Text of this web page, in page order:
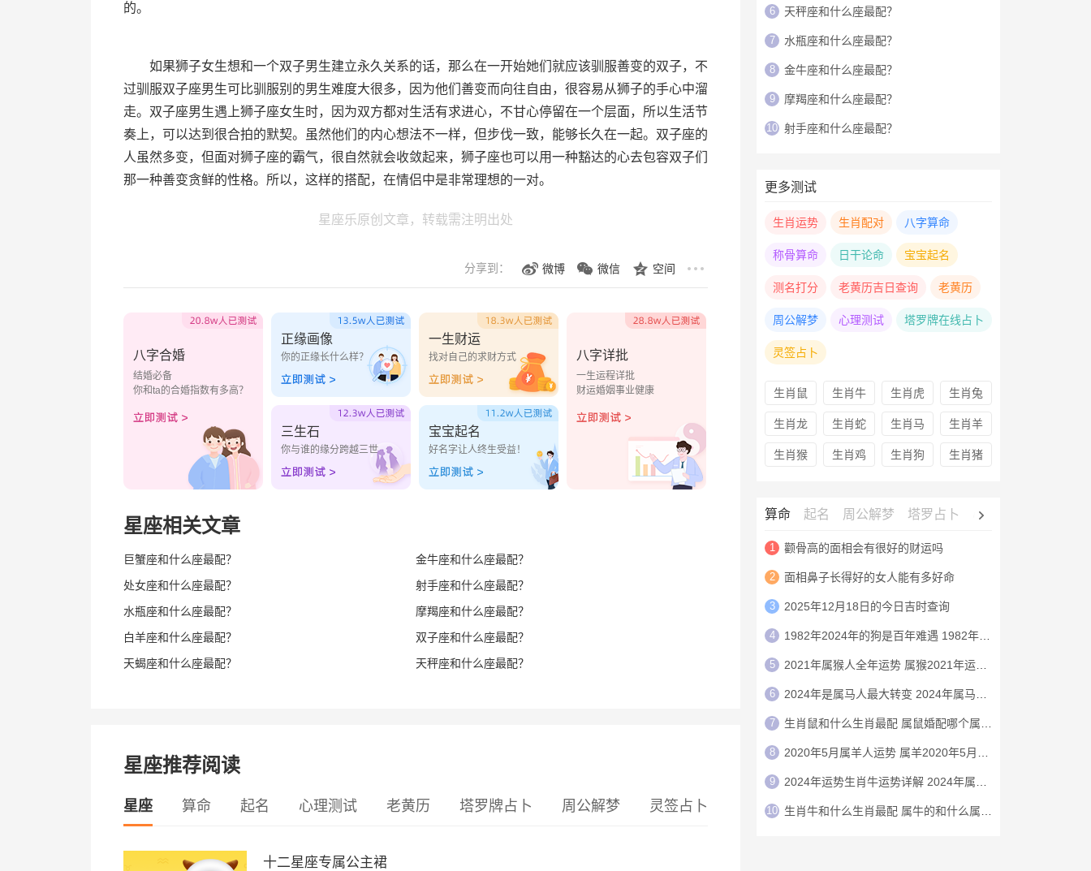
的。
如果狮子女生想和一个双子男生建立永久关系的话，那么在一开始她们就应该驯服善变的双子，不
过驯服双子座男生可比驯服别的男生难度大很多，因为他们善变而向往自由，很容易从狮子的手心中溜
走。双子座男生遇上狮子座女生时，因为双方都对生活有求进心，不甘心停留在一个层面，所以生活节
奏上，可以达到很合拍的默契。虽然他们的内心想法不一样，但步伐一致，能够长久在一起。双子座的
人虽然多变，但面对狮子座的霸气，很自然就会收敛起来，狮子座也可以用一种豁达的心去包容双子们
那一种善变贪鲜的性格。所以，这样的搭配，在情侣中是非常理想的一对。
星座乐原创文章，转载需注明出处
分享到： 微博 微信 空间
八字合婚
结婚必备
你和ta的合婚指数有多高？
正缘画像
你的正缘长什么样？
一生财运
找对自己的求财方式
三生石
你与谁的缘分跨越三世
宝宝起名
好名字让人终生受益！
八字详批
一生运程详批
财运婚姻事业健康
星座相关文章
巨蟹座和什么座最配？
金牛座和什么座最配？
处女座和什么座最配？
射手座和什么座最配？
水瓶座和什么座最配？
摩羯座和什么座最配？
白羊座和什么座最配？
双子座和什么座最配？
天蝎座和什么座最配？
天秤座和什么座最配？
星座推荐阅读
星座 算命 起名 心理测试 老黄历 塔罗牌占卜 周公解梦 灵签占卜
十二星座专属公主裙
6 天秤座和什么座最配？
7 水瓶座和什么座最配？
8 金牛座和什么座最配？
9 摩羯座和什么座最配？
10 射手座和什么座最配？
更多测试
生肖运势 生肖配对 八字算命
称骨算命 日干论命 宝宝起名
测名打分 老黄历吉日查询 老黄历
周公解梦 心理测试 塔罗牌在线占卜
灵签占卜
生肖鼠 生肖牛 生肖虎 生肖兔
生肖龙 生肖蛇 生肖马 生肖羊
生肖猴 生肖鸡 生肖狗 生肖猪
算命 起名 周公解梦 塔罗占卜 心理测试
1 颧骨高的面相会有很好的财运吗
2 面相鼻子长得好的女人能有多好命
3 2025年12月18日的今日吉时查询
4 1982年2024年的狗是百年难遇 1982年的狗在2024年怎么样
5 2021年属猴人全年运势 属猴2021年运势及运程
6 2024年是属马人最大转变 2024年属马人的全年运势
7 生肖鼠和什么生肖最配 属鼠婚配哪个属相最好
8 2020年5月属羊人运势 属羊2020年5月运程
9 2024年运势生肖牛运势详解 2024年属牛人的全年运势详解
10 生肖牛和什么生肖最配 属牛的和什么属相最配